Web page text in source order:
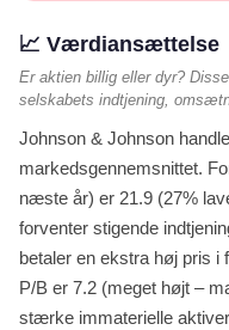
📈 Værdiansættelse
Er aktien billig eller dyr?
selskabets indtjening,
Johnson & Johnson
markedsgennemsnittet.
næste år) er 21.9 (27%
forventer stigende
betaler en ekstra høj pris
P/B er 7.2 (meget højt –
stærke immaterielle